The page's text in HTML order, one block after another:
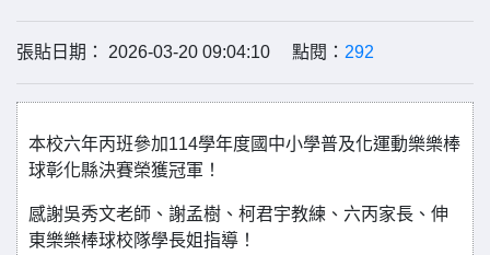
張貼日期： 2026-03-20 09:04:10 點閱： 292
本校六年丙班參加114學年度國中小學普及化運動樂樂棒
球彰化縣決賽榮獲冠軍！
感謝吳秀文老師、謝孟樹、柯君宇教練、六丙家長、伸
東樂樂棒球校隊學長姐指導！